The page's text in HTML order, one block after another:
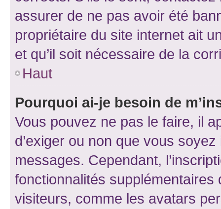
assurer de ne pas avoir été
propriétaire du site internet ait
et qu’il soit nécessaire de la
Haut
Pourquoi ai-je besoin de
Vous pouvez ne pas le faire, il
d’exiger ou non que vous
messages. Cependant,
fonctionnalités
visiteurs, comme les avatars